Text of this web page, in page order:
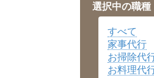
岡山県▼
広島県▼
沖縄県
選択中の職
すべて
家事代行
お掃除代
お料理代